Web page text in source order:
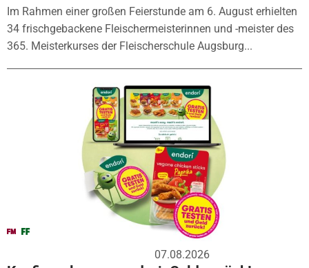
Im Rahmen einer großen Feierstunde am 6. August erhielten
34 frischgebackene Fleischermeisterinnen und -meister des
365. Meisterkurses der Fleischerschule Augsburg...
07.08.2026